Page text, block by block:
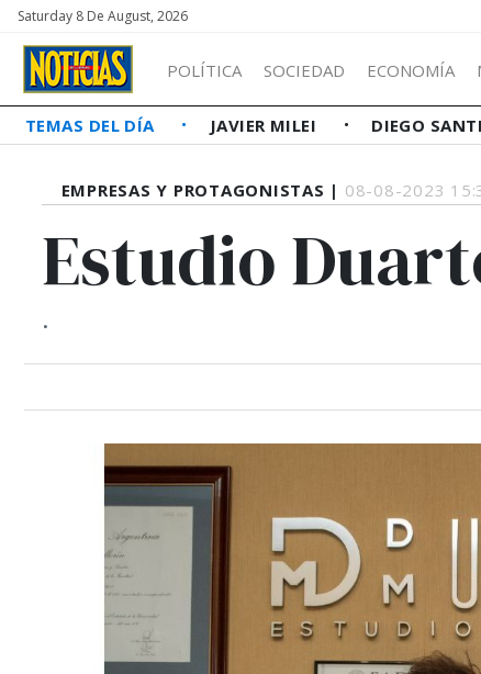
Saturday 8 De August, 2026
POLÍTICA SOCIEDAD ECONOMÍA
TEMAS DEL DÍA JAVIER MILEI DIEGO
EMPRESAS Y PROTAGONISTAS | 08-08-2023
Estudio
.